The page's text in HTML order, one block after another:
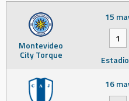
Montevideo
City Torque
15
1
16